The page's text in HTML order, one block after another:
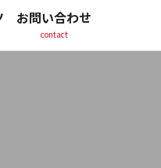
お問い合わせ
contact